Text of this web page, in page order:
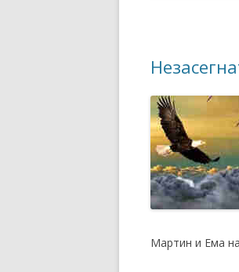
Мартин и Ема